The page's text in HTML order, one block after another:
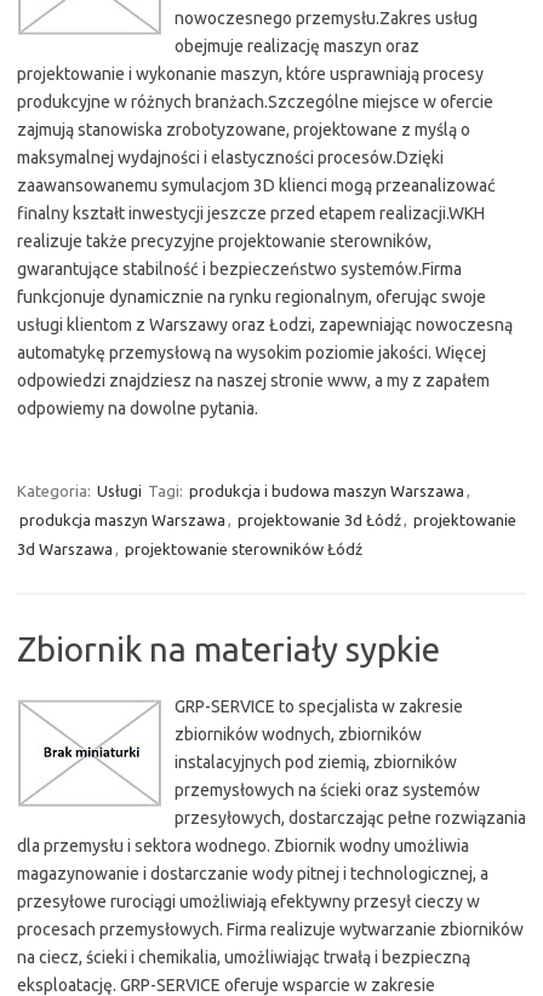
nowoczesnego przemysłu.Zakres usług
obejmuje realizację maszyn oraz
projektowanie i wykonanie maszyn, które usprawniają procesy
produkcyjne w różnych branżach.Szczególne miejsce w ofercie
zajmują stanowiska zrobotyzowane, projektowane z myślą o
maksymalnej wydajności i elastyczności procesów.Dzięki
zaawansowanemu symulacjom 3D klienci mogą przeanalizować
finalny kształt inwestycji jeszcze przed etapem realizacji.WKH
realizuje także precyzyjne projektowanie sterowników,
gwarantujące stabilność i bezpieczeństwo systemów.Firma
funkcjonuje dynamicznie na rynku regionalnym, oferując swoje
usługi klientom z Warszawy oraz Łodzi, zapewniając nowoczesną
automatykę przemysłową na wysokim poziomie jakości. Więcej
odpowiedzi znajdziesz na naszej stronie www, a my z zapałem
odpowiemy na dowolne pytania.
Kategoria: Usługi Tagi: produkcja i budowa maszyn Warszawa ,
produkcja maszyn Warszawa , projektowanie 3d Łódź, projektowanie
3d Warszawa , projektowanie sterowników Łódź
Zbiornik na materiały sypkie
GRP-SERVICE to specjalista w zakresie
zbiorników wodnych, zbiorników
instalacyjnych pod ziemią, zbiorników
przemysłowych na ścieki oraz systemów
przesyłowych, dostarczając pełne rozwiązania
dla przemysłu i sektora wodnego. Zbiornik wodny umożliwia
magazynowanie i dostarczanie wody pitnej i technologicznej, a
przesyłowe rurociągi umożliwiają efektywny przesył cieczy w
procesach przemysłowych. Firma realizuje wytwarzanie zbiorników
na ciecz, ścieki i chemikalia, umożliwiając trwałą i bezpieczną
eksploatację. GRP-SERVICE oferuje wsparcie w zakresie